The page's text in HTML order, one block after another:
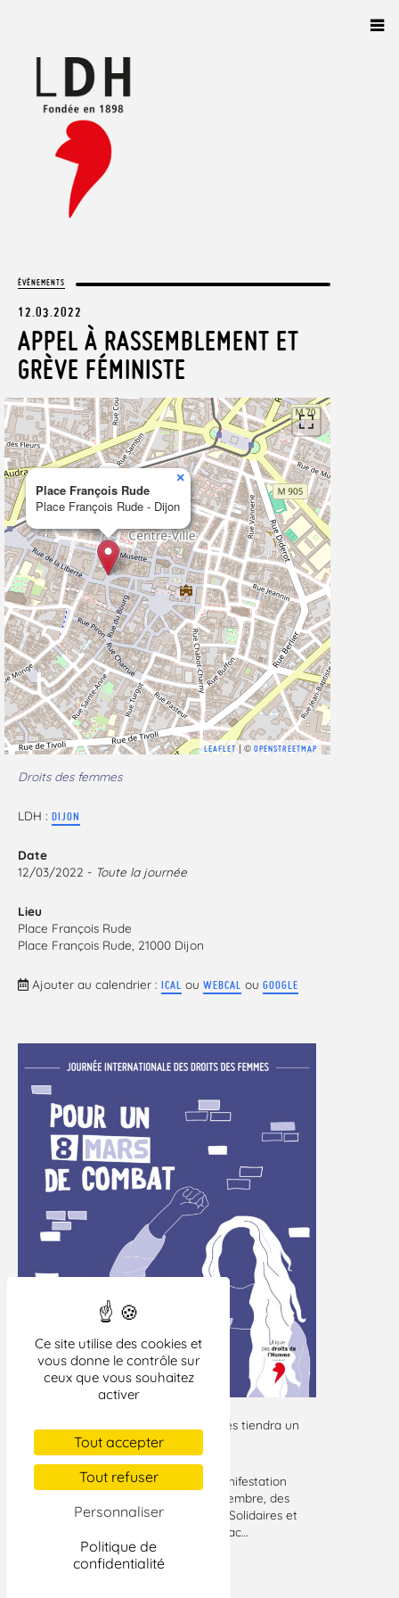
Ce site utilise des cookies et
vous donne le contrôle sur
ceux que vous souhaitez
activer
Tout accepter
Tout refuser
Personnaliser
Politique de
confidentialité
ÉVÈNEMENTS
12.03.2022
APPEL À RASSEMBLEMENT ET
GRÈVE FÉMINISTE
Place François Rude
Place François Rude - Dijon
×
LEAFLET| ©OPENSTREETMAP
Droits des femmes
LDH : DIJON
Date
12/03/2022 - Toute la journée
Lieu
Place François Rude
Place François Rude, 21000 Dijon
Ajouter au calendrier : ICAL ou WEBCAL ou GOOGLE
Le matin, le collectif Droits des femmes tiendra un
stand place François Rude.
L’après-midi aura lieu à Dijon une manifestation
féministe à l’appel du Collectif 25 novembre, des
organisations syndicales CGT, FSU et Solidaires et
d’autres associations dont la LDH, Attac…